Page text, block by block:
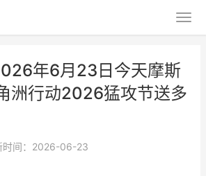
年6月23日今天摩斯
洲行动2026猛攻节送多
时间：2026-06-23